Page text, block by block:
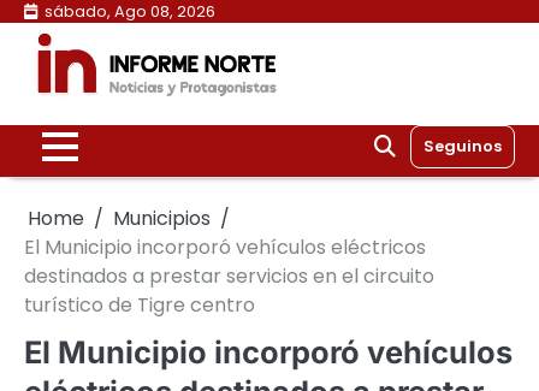
Skip
content
sábado, Ago 08, 2026
Seguinos
Home
Municipios
El Municipio incorporó vehículos eléctricos
destinados a prestar servicios en el circuito
turístico de Tigre centro
El Municipio incorporó vehículos